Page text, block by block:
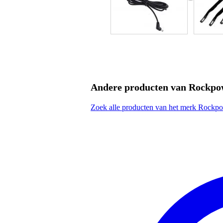
Andere producten van
Zoek alle producten van het merk